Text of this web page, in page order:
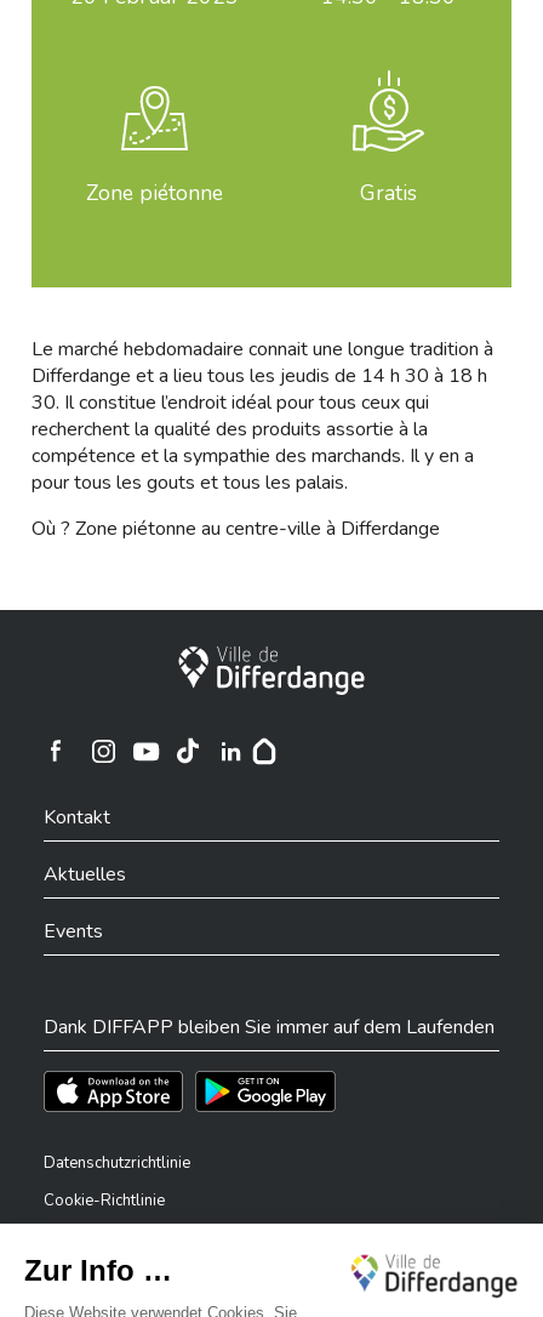
Zone piétonne Gratis
Le marché hebdomadaire connait une longue tradition à
Differdange et a lieu tous les jeudis de 14 h 30 à 18 h
30. Il constitue l’endroit idéal pour tous ceux qui
recherchent la qualité des produits assortie à la
compétence et la sympathie des marchands. Il y en a
pour tous les gouts et tous les palais.
Où ? Zone piétonne au centre-ville à Differdange
Stadt Differdingen
Ville de Differdange sur Instagram
Kontakt
Aktuelles
Events
Dank DIFFAPP bleiben Sie immer auf dem Laufenden
Téléchargez l'app sur l'App StoreTéléchargez l'app sur Play Store
Datenschutzrichtlinie
Cookie-Richtlinie
Erklärung zur Barrierefreiheit
✕